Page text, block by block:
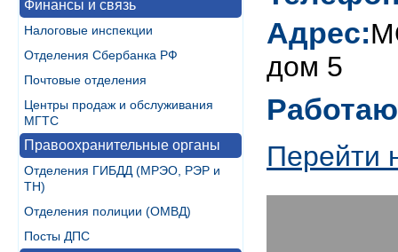
Финансы и связь
Налоговые инспекции
Отделения Сбербанка РФ
Почтовые отделения
Центры продаж и обслуживания
МГТС
Правоохранительные органы
Отделения ГИБДД (МРЭО, РЭР и
ТН)
Отделения полиции (ОМВД)
Посты ДПС
Адрес:
дом 5
Перейти